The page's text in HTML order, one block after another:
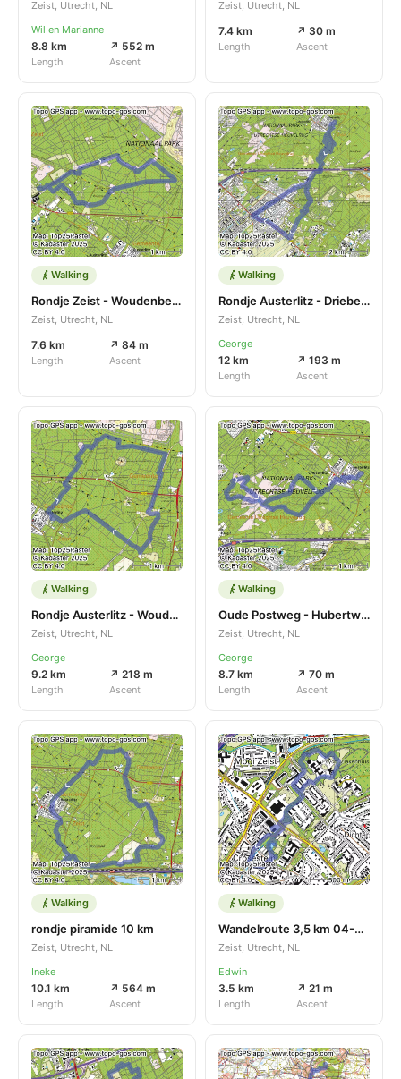
Zeist, Utrecht, NL
Wil en Marianne
8.8 km
Length
↗ 552 m
Ascent
Zeist, Utrecht, NL
7.4 km
Length
↗ 30 m
Ascent
Walking
Rondje Zeist - Woudenberg
Zeist, Utrecht, NL
7.6 km
Length
↗ 84 m
Ascent
Walking
Rondje Austerlitz - Driebergen-Rijsenburg
Zeist, Utrecht, NL
George
12 km
Length
↗ 193 m
Ascent
Walking
Rondje Austerlitz - Woudenberg
Zeist, Utrecht, NL
George
9.2 km
Length
↗ 218 m
Ascent
Walking
Oude Postweg - Hubertweg
Zeist, Utrecht, NL
George
8.7 km
Length
↗ 70 m
Ascent
Walking
rondje piramide 10 km
Zeist, Utrecht, NL
Ineke
10.1 km
Length
↗ 564 m
Ascent
Walking
Wandelroute 3,5 km 04-07-2025
Zeist, Utrecht, NL
Edwin
3.5 km
Length
↗ 21 m
Ascent